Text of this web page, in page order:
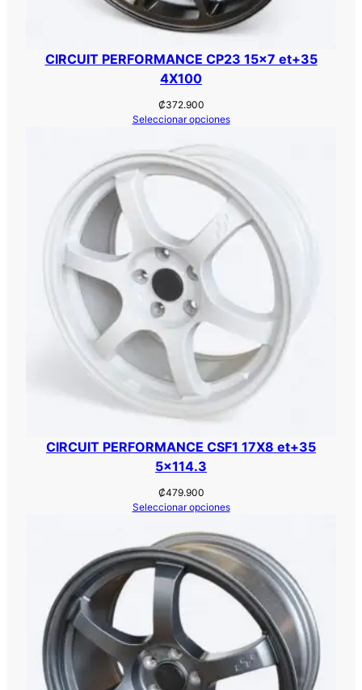
CIRCUIT PERFORMANCE CP23 15×7 et+35
4X100
₡372.900
Seleccionar opciones
CIRCUIT PERFORMANCE CSF1 17X8 et+35
5×114.3
₡479.900
Seleccionar opciones